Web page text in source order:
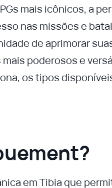
mais icônicos, a
nas missões e
de aprimorar
poderosos e
os tipos
em Tibia que